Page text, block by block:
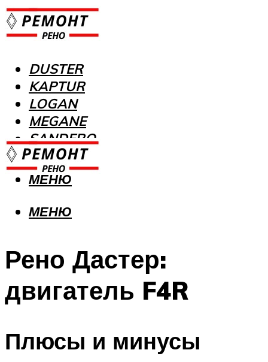
DUSTER
KAPTUR
LOGAN
MEGANE
SANDERO
МЕНЮ
МЕНЮ
Рено Дастер:
двигатель F4R
Плюсы и минусы